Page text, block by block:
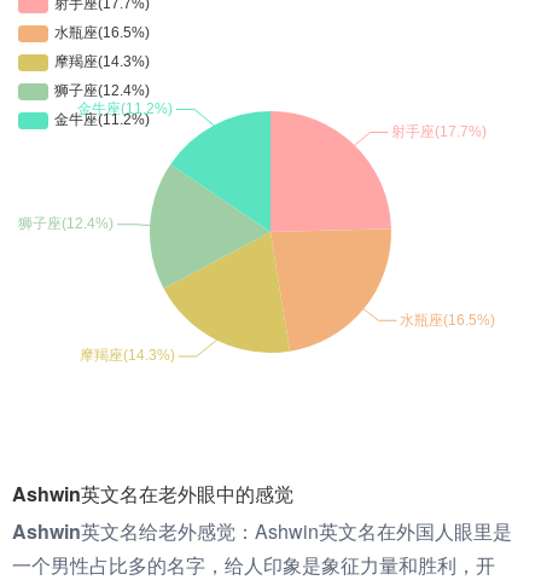
Ashwin英文名在老外眼中的感觉
Ashwin英文名给老外感觉： Ashwin英文名在外国人眼里是
一个男性占比多的名字，给人印象是象征力量和胜利，开